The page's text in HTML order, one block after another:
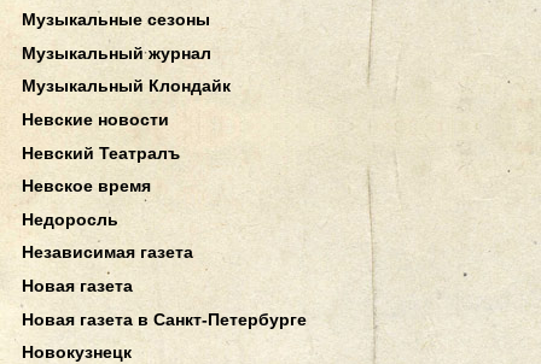
Музыкальные сезоны
Музыкальный журнал
Музыкальный Клондайк
Невские новости
Невский Театралъ
Невское время
Недоросль
Независимая газета
Новая газета
Новая газета в Санкт-Петербурге
Новокузнецк